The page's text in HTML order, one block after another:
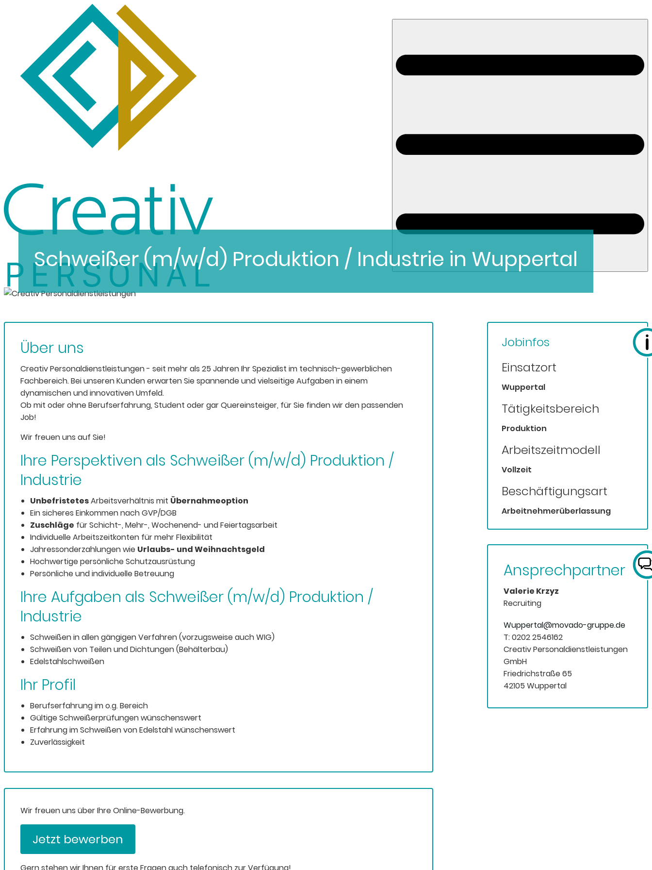
Schweißer (m/w/d) Produktion / Industrie in Wuppertal
Über uns
Creativ Personaldienstleistungen - seit mehr als 25 Jahren Ihr Spezialist im technisch-gewerblichen
Fachbereich. Bei unseren Kunden erwarten Sie spannende und vielseitige Aufgaben in einem
dynamischen und innovativen Umfeld.
Ob mit oder ohne Berufserfahrung, Student oder gar Quereinsteiger, für Sie finden wir den passenden
Job!
Wir freuen uns auf Sie!
Ihre Perspektiven als Schweißer (m/w/d) Produktion /
Industrie
UnbefristetesArbeitsverhältnis mit Übernahmeoption
Ein sicheres Einkommen nach GVP/DGB
Zuschläge für Schicht-, Mehr-, Wochenend- und Feiertagsarbeit
Individuelle Arbeitszeitkonten für mehr Flexibilität
Jahressonderzahlungen wie Urlaubs- und Weihnachtsgeld
Hochwertige persönliche Schutzausrüstung
Persönliche und individuelle Betreuung
Ihre Aufgaben als Schweißer (m/w/d) Produktion /
Industrie
Schweißen in allen gängigen Verfahren (vorzugsweise auch WIG)
Schweißen von Teilen und Dichtungen (Behälterbau)
Edelstahlschweißen
Ihr Profil
Berufserfahrung im o.g. Bereich
Gültige Schweißerprüfungen wünschenswert
Erfahrung im Schweißen von Edelstahl wünschenswert
Zuverlässigkeit
Wir freuen uns über Ihre Online-Bewerbung.
Jetzt bewerben
Gern stehen wir Ihnen für erste Fragen auch telefonisch zur Verfügung!
Jobinfos
Einsatzort
Wuppertal
Tätigkeitsbereich
Produktion
Arbeitszeitmodell
Vollzeit
Beschäftigungsart
Arbeitnehmerüberlassung
Ansprechpartner
Valerie Krzyz
Recruiting
Wuppertal@movado-gruppe.de
T: 0202 2546162
Creativ Personaldienstleistungen
GmbH
Friedrichstraße 65
42105 Wuppertal